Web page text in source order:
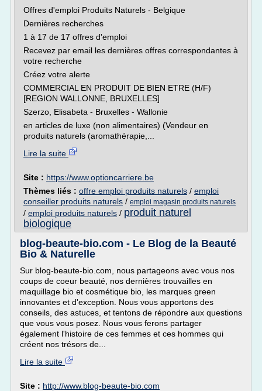
Offres d'emploi Produits Naturels - Belgique
Dernières recherches
1 à 17 de 17 offres d'emploi
Recevez par email les dernières offres correspondantes à
votre recherche
Créez votre alerte
COMMERCIAL EN PRODUIT DE BIEN ETRE (H/F)
[REGION WALLONNE, BRUXELLES]
Szerzo, Elisabeta - Bruxelles - Wallonie
en articles de luxe (non alimentaires) (Vendeur en
produits naturels (aromathérapie,...
Lire la suite
Site : https://www.optioncarriere.be
Thèmes liés : offre emploi produits naturels / emploi
conseiller produits naturels / emploi magasin produits naturels
/ emploi produits naturels / produit naturel
biologique
blog-beaute-bio.com - Le Blog de la Beauté
Bio & Naturelle
Sur blog-beaute-bio.com, nous partageons avec vous nos
coups de coeur beauté, nos dernières trouvailles en
maquillage bio et cosmétique bio, les marques green
innovantes et d'exception. Nous vous apportons des
conseils, des astuces, et tentons de répondre aux questions
que vous vous posez. Nous vous ferons partager
également l'histoire de ces femmes et ces hommes qui
créent nos trésors de...
Lire la suite
Site : http://www.blog-beaute-bio.com